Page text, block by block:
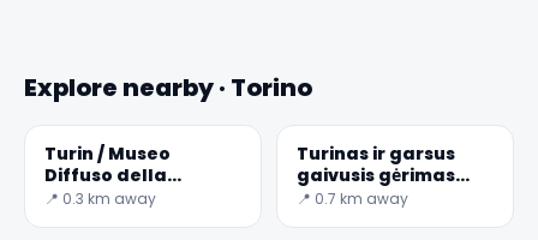
Explore nearby · Torino
Turin / Museo
Diffuso della
Resistenza
📍 0.3 km away
Turinas ir garsus
gaivusis gėrimas
Bicerin
📍 0.7 km away